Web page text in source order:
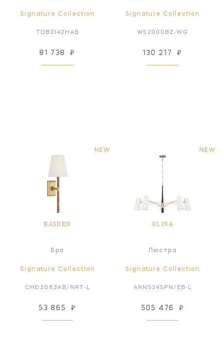
Signature Collection
TOB3142HAB
81 738 ₽
Signature Collection
WS2000BZ-WG
130 217 ₽
NEW
BASDEN
Бра
Signature Collection
CHD2083AB/NRT-L
53 865 ₽
NEW
OLINA
Люстра
Signature Collection
ARN5345PN/EB-L
505 476 ₽